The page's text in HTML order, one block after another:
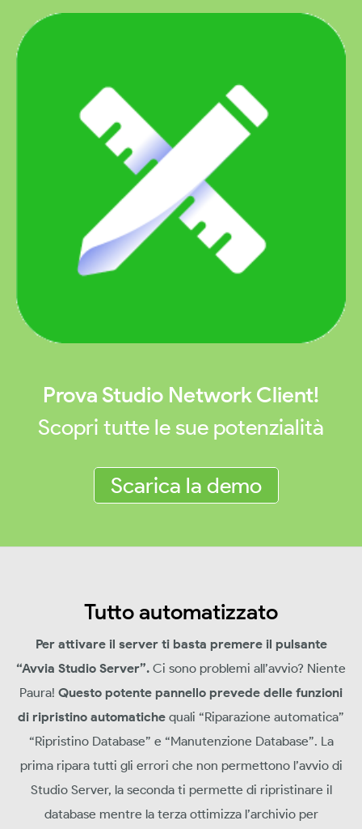
Prova Studio Network Client!
Scopri tutte le sue potenzialità
Scarica la demo
Tutto automatizzato
Per attivare il server ti basta premere il pulsante
“Avvia Studio Server”. Ci sono problemi all’avvio? Niente
Paura! Questo potente pannello prevede delle funzioni
di ripristino automatiche quali “Riparazione automatica”
“Ripristino Database” e “Manutenzione Database”. La
prima ripara tutti gli errori che non permettono l’avvio di
Studio Server, la seconda ti permette di ripristinare il
database mentre la terza ottimizza l’archivio per